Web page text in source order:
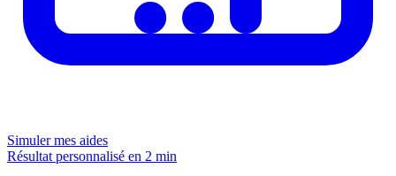
Simuler mes aides
Résultat personnalisé en 2 min